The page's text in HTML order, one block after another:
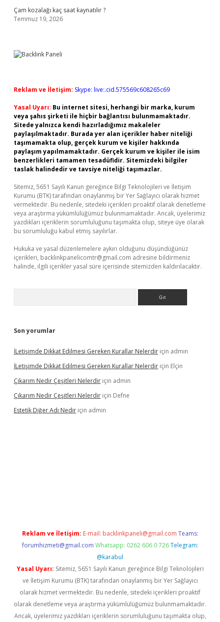
Çam kozalağı kaç saat kaynatılır ?
Temmuz 19, 2026
Reklam ve İletişim: Skype: live:.cid.575569c608265c69
Yasal Uyarı: Bu internet sitesi, herhangi bir marka, kurum
veya şahıs şirketi ile hiçbir bağlantısı bulunmamaktadır.
Sitede yalnızca kendi hazırladığımız makaleler
paylaşılmaktadır. Burada yer alan içerikler haber niteliği
taşımamakta olup, gerçek kurum ve kişiler hakkında
paylaşım yapılmamaktadır. Gerçek kurum ve kişiler ile isim
benzerlikleri tamamen tesadüfidir. Sitemizdeki bilgiler
taslak halindedir ve tavsiye niteliği taşımazlar.
Sitemiz, 5651 Sayılı Kanun gereğince Bilgi Teknolojileri ve İletişim
Kurumu (BTK) tarafından onaylanmış bir Yer Sağlayıcı olarak hizmet
vermektedir. Bu nedenle, sitedeki içerikleri proaktif olarak denetleme
veya araştırma yükümlülüğümüz bulunmamaktadır. Ancak, üyelerimiz
yazdıkları içeriklerin sorumluluğunu taşımakta olup, siteye üye olarak
bu sorumluluğu kabul etmiş sayılırlar.
Hukuka ve yasal düzenlemelere aykırı olduğunu düşündüğünüz
içerikleri, backlinkpanelicomtr@gmail.com adresine bildirmeniz
halinde, ilgili içerikler yasal süre içerisinde sitemizden kaldırılacaktır.
Son yorumlar
İLetişimde Dikkat Edilmesi Gereken Kurallar Nelerdir için admin
İLetişimde Dikkat Edilmesi Gereken Kurallar Nelerdir için Elçin
Çıkarım Nedir Çeşitleri Nelerdir için admin
Çıkarım Nedir Çeşitleri Nelerdir için Defne
Estetik Diğer Adı Nedir için admin
Reklam ve İletişim: E-mail: backlinkpaneli@gmail.com Teams:
forumhizmeti@gmail.com Whatsapp: 0262 606 0 726 Telegram:
@karabul
Yasal Uyarı: Sitemiz, 5651 Sayılı Kanun gereğince Bilgi Teknolojileri
ve İletişim Kurumu (BTK) tarafından onaylanmış bir Yer Sağlayıcı
olarak hizmet vermektedir. Bu nedenle, sitedeki içerikleri proaktif
olarak denetleme veya araştırma yükümlülüğümüz bulunmamaktadır.
Ancak, üyelerimiz yazdıkları içeriklerin sorumluluğunu taşımakta olup,